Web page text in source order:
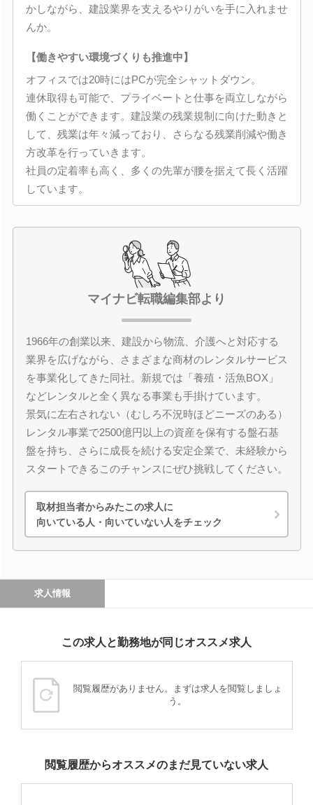
かしながら、建設業界を支えるやりがいを手に入れませ
んか。
【働きやすい環境づくりも推進中】
オフィスでは20時にはPCが完全シャットダウン。
連休取得も可能で、プライベートと仕事を両立しながら
働くことができます。建設業の残業規制に向けた動きと
して、残業は年々減っており、さらなる残業削減や働き
方改革を行っていきます。
社員の定着率も高く、多くの先輩が腰を据えて長く活躍
しています。
マイナビ転職編集部より
1966年の創業以来、建設から物流、介護へと対応する
業界を広げながら、さまざまな商材のレンタルサービス
を事業化してきた同社。新規では「養殖・活魚BOX」
などレンタルと全く異なる事業も手掛けています。
景気に左右されない（むしろ不況時ほどニーズのある）
レンタル事業で2500億円以上の資産を保有する盤石基
盤を持ち、さらに成長を続ける安定企業で、未経験から
スタートできるこのチャンスにぜひ挑戦してください。
取材担当者からみたこの求人に
向いている人・向いていない人をチェック
求人情報
この求人と勤務地が同じオススメ求人
閲覧履歴がありません。まずは求人を閲覧しましょ
う。
閲覧履歴からオススメのまだ見ていない求人